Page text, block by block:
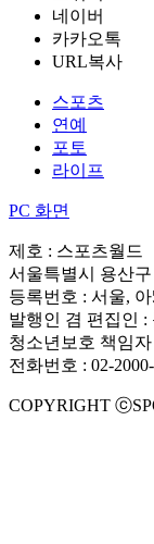
네이버
카카오톡
URL복사
스포츠
연예
포토
라이프
PC 화면
제호 : 스포츠월드
서울특별시 용산
등록번호 : 서울,
발행인 겸 편집인 :
청소년보호 책임
전화번호 : 02-
COPYRIGHT